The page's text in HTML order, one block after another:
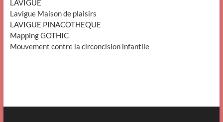
LAVIGUE
Lavigue Maison de plaisirs
LAVIGUE PINACOTHEQUE
Mapping GOTHIC
Mouvement contre la circoncision infantile